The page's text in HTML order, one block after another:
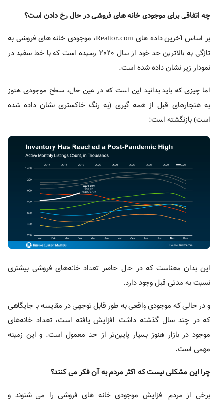
چه اتفاقی برای موجودی خانه های فروشی در حال رخ دادن است؟
بر اساس آخرین داده های Realtor.com، موجودی خانه های فروشی به
تازگی به بالاترین حد خود از سال 2020 رسیده است که با خط سفید در
نمودار زیر نشان داده شده است.
اما چیزی که باید بدانید این است که در عین حال، سطح موجودی هنوز
به هنجارهای قبل از همه گیری (به رنگ خاکستری نشان داده شده
است) بازنگشته است:
این بدان معناست که در حال حاضر تعداد خانه‌های فروشی بیشتری
نسبت به مدتی قبل وجود دارد.
و در حالی که موجودی واقعی به طور قابل توجهی در مقایسه با جایگاهی
که در چند سال گذشته داشت افزایش یافته است، تعداد خانه‌های
موجود در بازار هنوز بسیار پایین‌تر از حد معمول است. و این زمینه
مهمی است.
چرا این مشکلی نیست که اکثر مردم به آن فکر می کنند؟
برخی از مردم افزایش موجودی خانه های فروشی را می شنوند و